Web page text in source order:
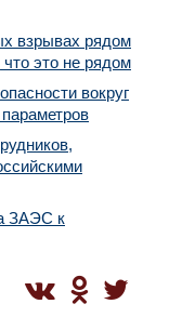
взрывах рядом
это не рядом
вокруг
ЗАЭС к